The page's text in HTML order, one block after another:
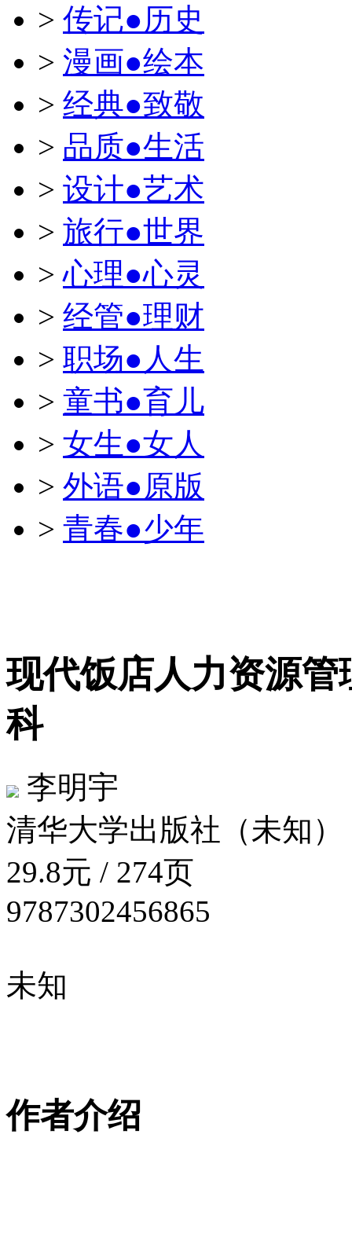
> 传记●历史
> 漫画●绘本
> 经典●致敬
> 品质●生活
> 设计●艺术
> 旅行●世界
>心理●心灵
> 经管●理财
> 职场●人生
> 童书●育儿
> 女生●女人
> 外语●原版
> 青春●少年
现代饭店人力资源
科
李明宇
清华大学出版社（未知）
29.8元 / 274页
9787302456865
未知
作者介绍